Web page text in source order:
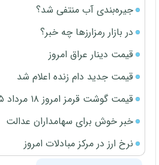
جیره‌بندی آب منتفی شد؟
در بازار رمزارزها چه خبر؟
قیمت دینار عراق امروز
قیمت جدید دام زنده اعلام شد
قیمت گوشت قرمز امروز ۱۸ مرداد ۱۴۰۵
خبر خوش برای سهامداران عدالت
نرخ ارز در مرکز مبادلات امروز